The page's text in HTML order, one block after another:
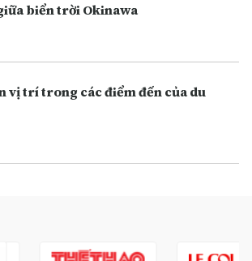
biển trời Okinawa
vị trí trong các điểm đến của du